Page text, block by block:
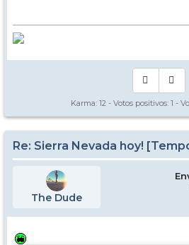
Karma: 12 - Votos positivos: 1 -
Re: Sierra Nevada hoy!
The Dude